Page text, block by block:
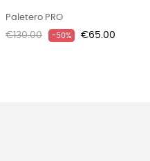
Paletero PRO
Regular
€130.00 -50% Price
€65.00